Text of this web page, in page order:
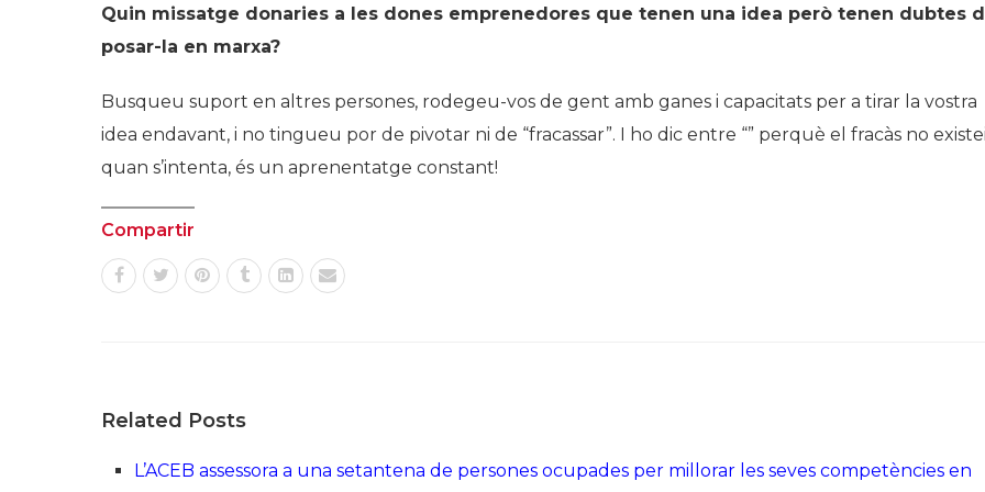
Quin missatge donaries a les dones emprenedores que tenen una idea però tenen dubtes
posar-la en marxa?
Busqueu suport en altres persones, rodegeu-vos de gent amb ganes i capacitats per a tirar la vostra
idea endavant, i no tingueu por de pivotar ni de “fracassar”. I ho dic entre “” perquè el fracàs no
quan s’intenta, és un aprenentatge constant!
Compartir
Related Posts
L’ACEB assessora a una setantena de persones ocupades per millorar les seves competències en